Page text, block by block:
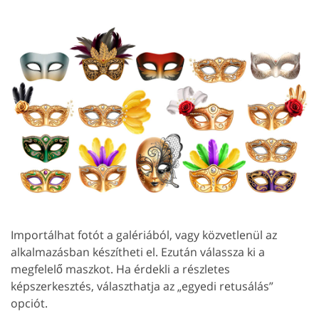
Importálhat fotót a galériából, vagy közvetlenül az
alkalmazásban készítheti el. Ezután válassza ki a
megfelelő maszkot. Ha érdekli a részletes
képszerkesztés, választhatja az „egyedi retusálás”
opciót.